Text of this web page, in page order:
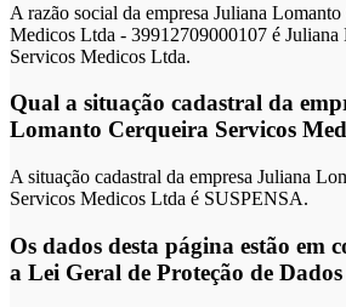
A razão social da empresa Juliana
Medicos Ltda - 39912709000107 é Juliana
Servicos Medicos Ltda.
Qual a situação cadastral da
Lomanto Cerqueira Servicos
A situação cadastral da empresa Juliana
Servicos Medicos Ltda é SUSPENSA.
Os dados desta página estão em
a Lei Geral de Proteção de